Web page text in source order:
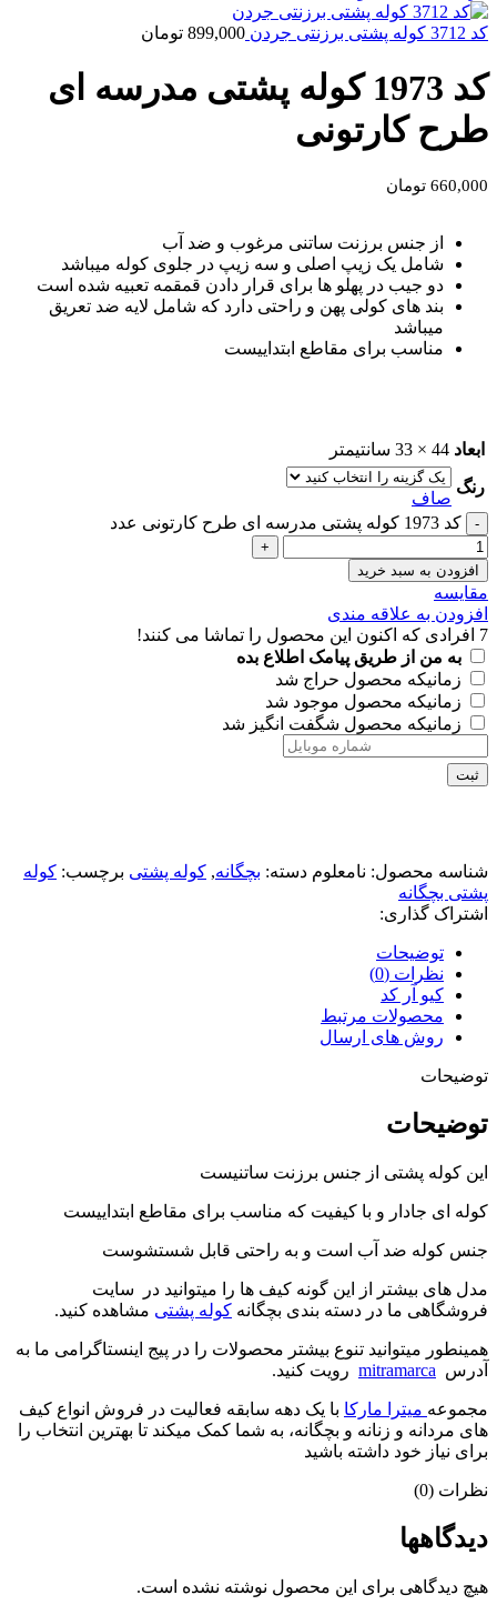
کد 3712 کوله پشتی برزنتی جردن 899,000 تومان
کد 1973 کوله پشتی مدرسه ای
طرح کارتونی
660,000 تومان
از جنس برزنت ساتنی مرغوب و ضد آب
شامل یک زیپ اصلی و سه زیپ در جلوی کوله میباشد
دو جیب در پهلو ها برای قرار دادن قمقمه تعبیه شده است
بند های کولی پهن و راحتی دارد که شامل لایه ضد تعریق
میباشد
مناسب برای مقاطع ابتداییست
ابعاد 44 × 33 سانتیمتر
رنگ
صاف
کد 1973 کوله پشتی مدرسه ای طرح کارتونی عدد
افزودن به سبد خرید
مقايسه
افزودن به علاقه مندی
7 افرادی که اکنون این محصول را تماشا می کنند!
به من از طریق پیامک اطلاع بده
زمانیکه محصول حراج شد
زمانیکه محصول موجود شد
زمانیکه محصول شگفت انگیز شد
ثبت
شناسه محصول: نامعلوم دسته: بچگانه, کوله پشتی برچسب: کوله
پشتی بچگانه
اشتراک گذاری:
توضیحات
نظرات (0)
کیو آر کد
محصولات مرتبط
روش های ارسال
توضیحات
توضیحات
این کوله پشتی از جنس برزنت ساتنیست
کوله ای جادار و با کیفیت که مناسب برای مقاطع ابتداییست
جنس کوله ضد آب است و به راحتی قابل شستشوست
مدل های بیشتر از این گونه کیف ها را میتوانید در سایت
فروشگاهی ما در دسته بندی بچگانه کوله پشتی مشاهده کنید.
همینطور میتوانید تنوع بیشتر محصولات را در پیج اینستاگرامی ما به
آدرس mitramarca رویت کنید.
مجموعه میترا مارکا با یک دهه سابقه فعالیت در فروش انواع کیف
های مردانه و زنانه و بچگانه، به شما کمک میکند تا بهترین انتخاب را
برای نیاز خود داشته باشید
نظرات (0)
دیدگاهها
هیچ دیدگاهی برای این محصول نوشته نشده است.